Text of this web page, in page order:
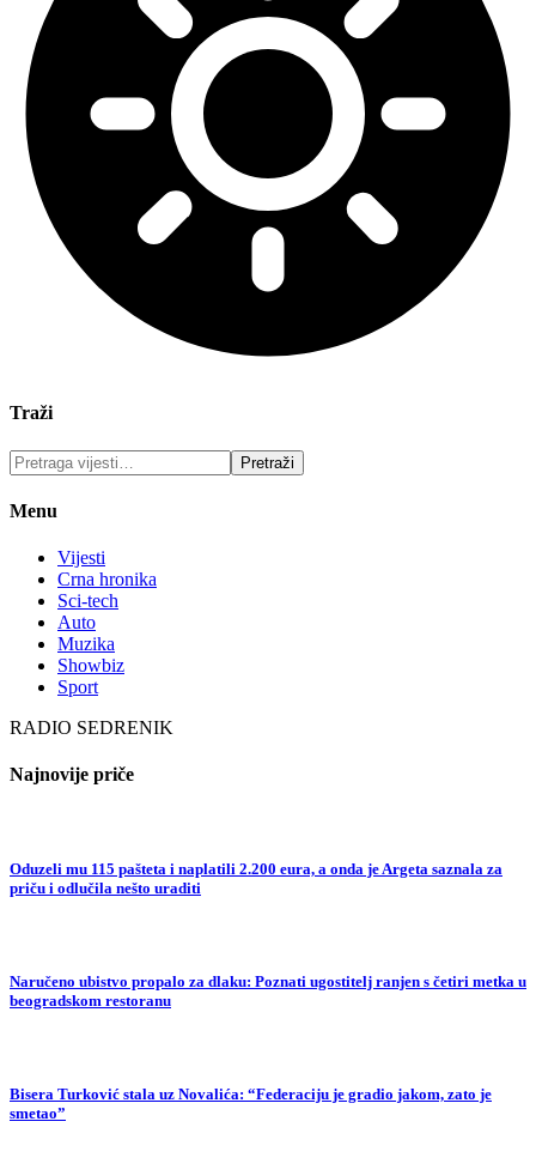
Traži
Menu
Vijesti
Crna hronika
Sci-tech
Auto
Muzika
Showbiz
Sport
RADIO SEDRENIK
Najnovije priče
Oduzeli mu 115 pašteta i naplatili 2.200 eura, a onda je Argeta saznala za
priču i odlučila nešto uraditi
Naručeno ubistvo propalo za dlaku: Poznati ugostitelj ranjen s četiri metka u
beogradskom restoranu
Bisera Turković stala uz Novalića: “Federaciju je gradio jakom, zato je
smetao”